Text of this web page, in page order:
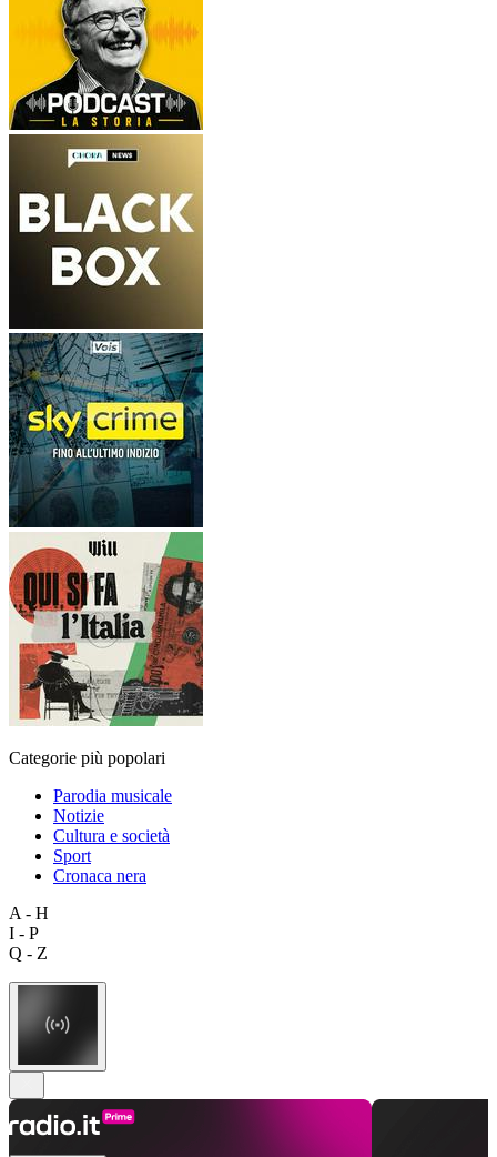
Categorie più popolari
Parodia musicale
Notizie
Cultura e società
Sport
Cronaca nera
A - H
I - P
Q - Z